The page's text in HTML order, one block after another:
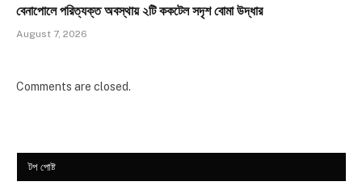
​বেনাপোলে পরিত্যক্ত অবস্থায় ২টি ককটেল সদৃশ বোমা উদ্ধার
August 7, 2026
Comments are closed.
টপ পোষ্ট